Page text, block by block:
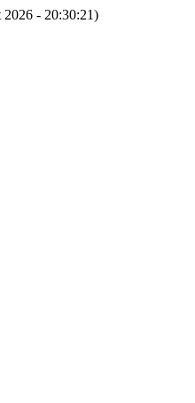
2026 - 20:30:21)